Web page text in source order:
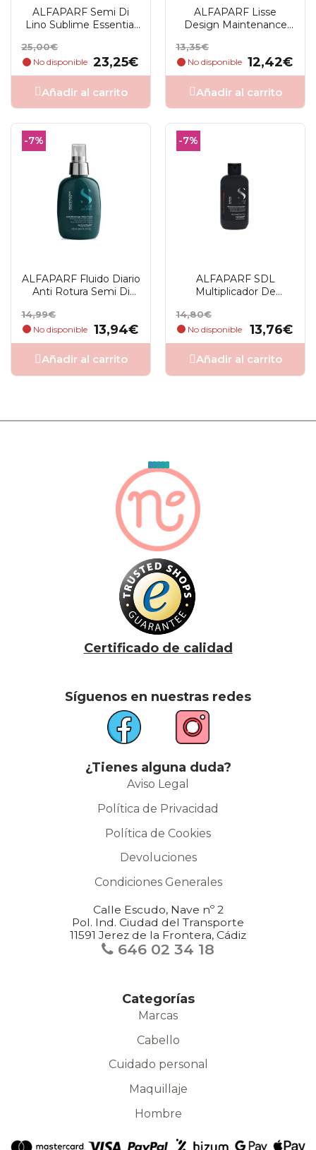
ALFAPARF Semi Di
Lino Sublime Essential
Precio
base
25,00€
No disponible
Precio
23,25€
Añadir al carrito
ALFAPARF Lisse
Design Maintenance
Precio
base
13,35€
No disponible
Precio
12,42€
Añadir al carrito
-7%
ALFAPARF Fluido Diario
Anti Rotura Semi Di
Precio
base
14,99€
No disponible
Precio
13,94€
Añadir al carrito
-7%
ALFAPARF SDL
Multiplicador De
Precio
base
14,80€
No disponible
Precio
13,76€
Añadir al carrito
Certificado de calidad
Síguenos en nuestras redes
¿Tienes alguna duda?
Aviso Legal
Política de Privacidad
Política de Cookies
Devoluciones
Condiciones Generales
Calle Escudo, Nave nº 2
Pol. Ind. Ciudad del Transporte
11591 Jerez de la Frontera, Cádiz
646 02 34 18
Categorías
Marcas
Cabello
Cuidado personal
Maquillaje
Hombre